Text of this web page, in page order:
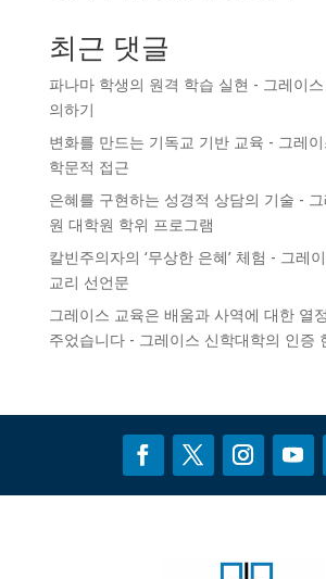
최근 댓글
파나마 학생의 원격 학습 실현 - 그레이
의하기
변화를 만드는 기독교 기반 교육 - 그레
학문적 접근
은혜를 구현하는 성경적 상담의 기술 -
원 대학원 학위 프로그램
칼빈주의자의 ‘무상한 은혜’ 체험 - 그레
교리 선언문
그레이스 교육은 배움과 사역에 대한 열
주었습니다 - 그레이스 신학대학의 인증